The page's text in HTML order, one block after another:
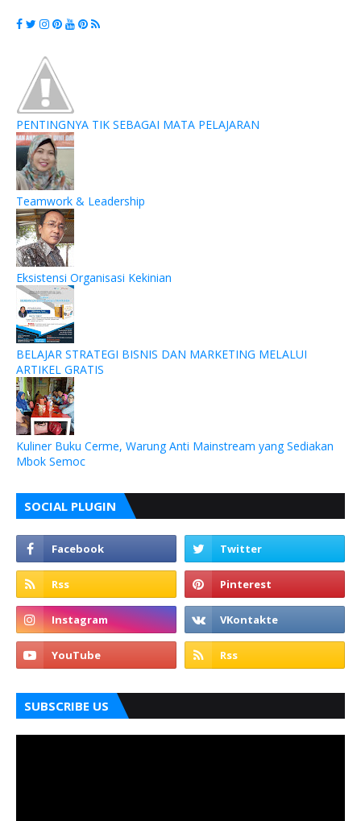
PENTINGNYA TIK SEBAGAI MATA PELAJARAN
Teamwork & Leadership
Eksistensi Organisasi Kekinian
BELAJAR STRATEGI BISNIS DAN MARKETING MELALUI
ARTIKEL GRATIS
Kuliner Buku Cerme, Warung Anti Mainstream yang Sediakan
Mbok Semoc
SOCIAL PLUGIN
SUBSCRIBE US